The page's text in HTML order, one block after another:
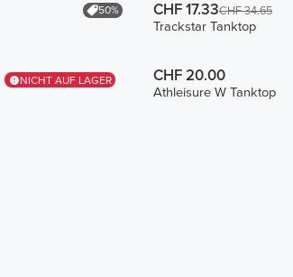
50% CHF 17.33CHF 34.65
Trackstar Tanktop
NICHT AUF LAGER CHF 20.00
Athleisure W Tanktop